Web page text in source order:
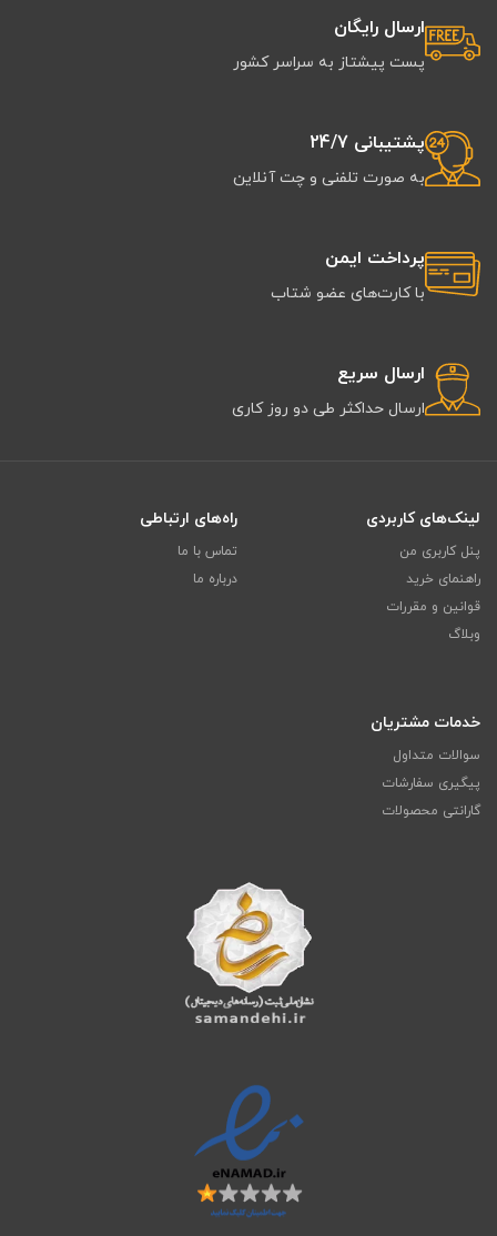
ارسال رایگان
پست پیشتاز به سراسر کشور
پشتیبانی 24/7
به صورت تلفنی و چت آنلاین
پرداخت ایمن
با کارت‌های عضو شتاب
ارسال سریع
ارسال حداکثر طی دو روز کاری
لینک‌های کاربردی
پنل کاربری من
راهنمای خرید
قوانین و مقررات
وبلاگ
راه‌های ارتباطی
تماس با ما
درباره ما
خدمات مشتریان
سوالات متداول
پیگیری سفارشات
گارانتی محصولات